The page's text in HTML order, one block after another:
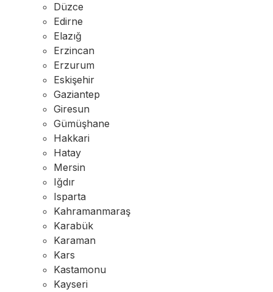
Düzce
Edirne
Elazığ
Erzincan
Erzurum
Eskişehir
Gaziantep
Giresun
Gümüşhane
Hakkari
Hatay
Mersin
Iğdır
Isparta
Kahramanmaraş
Karabük
Karaman
Kars
Kastamonu
Kayseri